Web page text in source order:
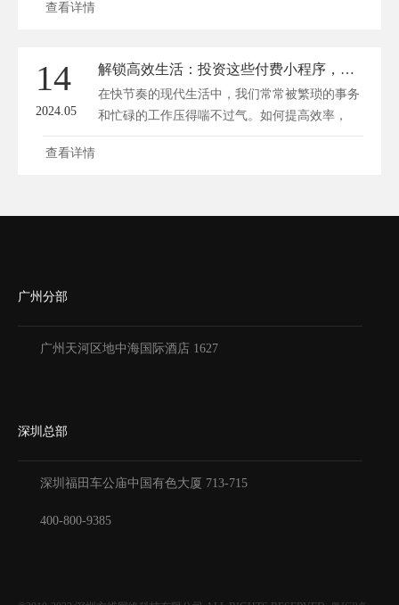
查看详情
14
2024.05
解锁高效生活：投资这些付费小程序，让时间为你赚钱！
在快节奏的现代生活中，我们常常被繁琐的事务
和忙碌的工作压得喘不过气。如何提高效率，
让...
查看详情
广州分部
广州天河区地中海国际酒店 1627
深圳总部
深圳福田车公庙中国有色大厦 713-715
400-800-9385